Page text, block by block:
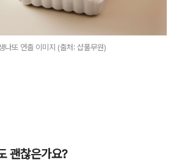
나또 연출 이미지 (출처: 샵풀무원)
괜찮은가요?